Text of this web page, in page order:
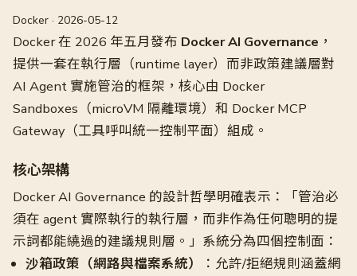
Docker · 2026-05-12
Docker 在 2026 年五月發布 Docker AI Governance ，
提供一套在執行層（runtime layer）而非政策建議層對
AI Agent 實施管治的框架，核心由 Docker
Sandboxes（microVM 隔離環境）和 Docker MCP
Gateway（工具呼叫統一控制平面）組成。
核心架構
Docker AI Governance 的設計哲學明確表示：「管治必
須在 agent 實際執行的執行層，而非作為任何聰明的提
示詞都能繞過的建議規則層。」系統分為四個控制面：
沙箱政策（網路與檔案系統）
：允許/拒絕規則涵蓋網